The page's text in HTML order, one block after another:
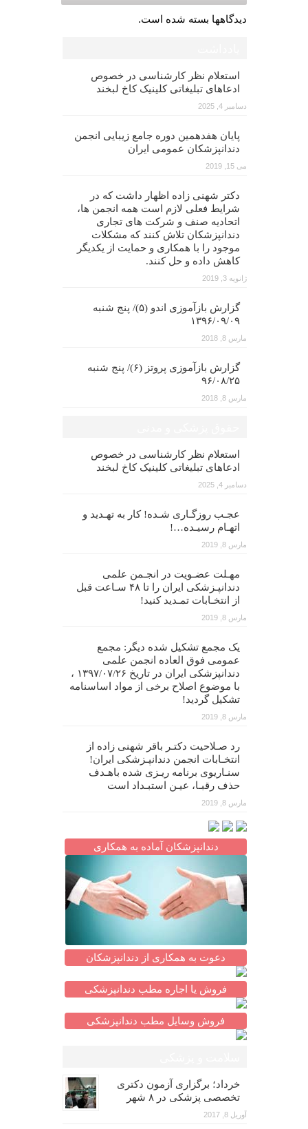
دیدگاهها بسته شده است.
استعلام نظر کارشناسی در خصوص
ادعاهای تبلیغاتی کلینیک کاخ لبخند
دسامبر 4, 2025
پایان هفدهمین دوره جامع زیبایی انجمن
دندانپزشکان عمومی ایران
می 15, 2019
دکتر شهنی زاده اظهار داشت که در
شرایط فعلی لازم است همه انجمن ها،
اتحادیه صنف و شرکت های تجاری
دندانپزشکان تلاش کنند که مشکلات
موجود را با همکاری و حمایت از یکدیگر
کاهش داده و حل کنند.
ژانویه 3, 2019
گزارش بازآموزی اندو (۵)/ پنج شنبه
۱۳۹۶/۰۹/۰۹
مارس 8, 2018
گزارش بازآموزی پروتز (۶)/ پنج شنبه
۹۶/۰۸/۲۵
مارس 8, 2018
استعلام نظر کارشناسی در خصوص
ادعاهای تبلیغاتی کلینیک کاخ لبخند
دسامبر 4, 2025
عجـب روزگـاری شـده! کار به تهـدید و
اتهـام رسیـده…!
مارس 8, 2019
مهـلت عضـویت در انجـمن علمی
دندانپـزشکی ایران را تا ۴۸ سـاعت قبل
از انتخـابات تمـدید کنید!
مارس 8, 2019
یک مجمع تشکیل شده دیگر: مجمع
عمومی فوق العاده انجمن علمی
دندانپزشکی ایران در تاریخ ۱۳۹۷/۰۷/۲۶ ،
با موضوع اصلاح برخی از مواد اساسنامه
تشکیل گردید!
مارس 8, 2019
رد صـلاحیت دکتـر باقر شهنی زاده از
انتخـابات انجمن دندانپـزشکی ایران!
سنـاریوی برنامه ریـزی شده باهـدف
حذف رقبـا، عیـن استبـداد است
مارس 8, 2019
دندانپزشکان آماده به همکاری
دعوت به همکاری از دندانپزشکان
فروش یا اجاره مطب دندانپزشکی
فروش وسایل مطب دندانپزشکی
خرداد؛ برگزاری آزمون دکتری
تخصصی پزشکی در ۸ شهر
آوریل 8, 2017